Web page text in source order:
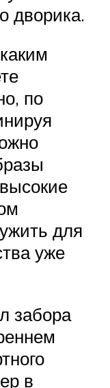
дворика.
по
для
уже
забора
в